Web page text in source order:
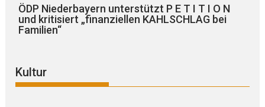
ÖDP Niederbayern unterstützt P E T I T I O N
und kritisiert „finanziellen KAHLSCHLAG bei
Familien“
Kultur